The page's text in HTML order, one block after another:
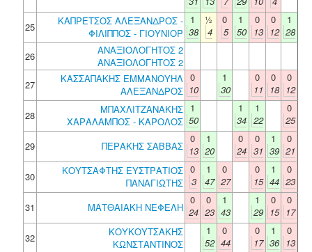
25
ΚΑΠΡΕΤΣΟΣ ΑΛΕΞΑΝΔΡΟΣ -
ΦΙΛΙΠΠΟΣ - ΓΙΟΥΝΙΟΡ
1
38
½
4
0
5
1
50
0
13
0
12
1
28
26
ΑΝΑΞΙΟΛΟΓΗΤΟΣ 2
ΑΝΑΞΙΟΛΟΓΗΤΟΣ 2
27
ΚΑΣΣΑΠΑΚΗΣ ΕΜΜΑΝΟΥΗΛ
ΑΛΕΞΑΝΔΡΟΣ
0
10
1
30
0
11
0
18
0
12
28
ΜΠΑΧΛΙΤΖΑΝΑΚΗΣ
ΧΑΡΑΛΑΜΠΟΣ - ΚΑΡΟΛΟΣ
1
50
1
34
1
22
0
25
29
ΠΕΡΑΚΗΣ ΣΑΒΒΑΣ
0
13
1
20
0
24
0
31
1
39
0
21
30
ΚΟΥΤΣΑΦΤΗΣ ΕΥΣΤΡΑΤΙΟΣ
ΠΑΝΑΓΙΩΤΗΣ
0
3
1
47
0
27
0
15
1
44
0
23
31
ΜΑΤΘΑΙΑΚΗ ΝΕΦΕΛΗ
0
24
0
23
1
43
1
29
0
15
0
17
32
ΚΟΥΚΟΥΤΣΑΚΗΣ
ΚΩΝΣΤΑΝΤΙΝΟΣ
1
52
0
44
0
17
1
36
0
13